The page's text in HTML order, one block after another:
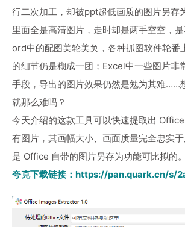
行二次加工，却被ppt超低画质的图片另存
里面全是高清图片，走时却是两手空空，
ord中的配图美轮美奂，各种抓图软件轮番
的细节仍是糊成一团；Excel中一些图片非
手段，导出的图片效果仍然是勉为其难……
就那么难吗？
今天介绍的这款工具可以快速提取出
有图片，其画幅大小、画面质量完全忠实
是 Office 自带的图片另存为功能可比拟的。
夸克下载链接： https://pan.quark.cn/s/